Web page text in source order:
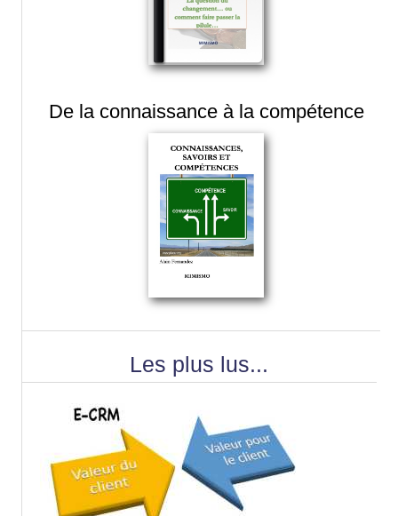
De la connaissance à la compétence
Les plus lus...